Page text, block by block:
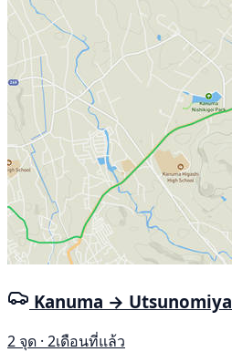
Kanuma → Utsunomiya
2 จุด · 2เดือนที่แล้ว